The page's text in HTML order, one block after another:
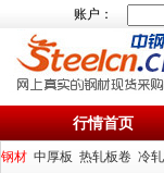
账户：
行情首页
钢材 中厚板 热轧板卷 冷